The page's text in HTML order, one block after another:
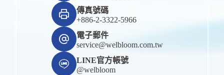
傳真號碼
+886-2-3322-5966
電子郵件
service@welbloom.com.tw
LINE官方帳號
@welbloom